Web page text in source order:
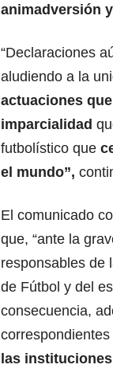
animadversión
“Declaraciones
aludiendo a la
actuaciones
imparcialidad
futbolístico que
el mundo”,
El comunicado
que, “ante la
responsables de
de Fútbol y del
consecuencia,
correspondientes
las